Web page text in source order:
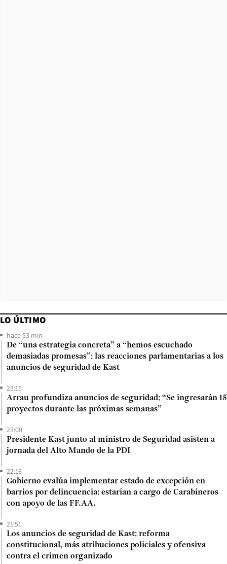
LO ÚLTIMO
hace 53 min
De “una estrategia concreta” a “hemos escuchado
demasiadas promesas”: las reacciones parlamentarias a los
anuncios de seguridad de Kast
23:15
Arrau profundiza anuncios de seguridad: “Se ingresarán 15
proyectos durante las próximas semanas”
23:00
Presidente Kast junto al ministro de Seguridad asisten a
jornada del Alto Mando de la PDI
22:16
Gobierno evalúa implementar estado de excepción en
barrios por delincuencia: estarían a cargo de Carabineros
con apoyo de las FF.AA.
21:51
Los anuncios de seguridad de Kast: reforma
constitucional, más atribuciones policiales y ofensiva
contra el crimen organizado